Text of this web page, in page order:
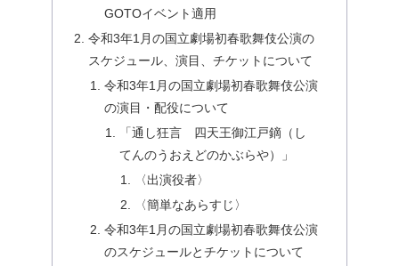
GOTOイベント適用
令和3年1月の国立劇場初春歌舞伎公演の
スケジュール、演目、チケットについて
令和3年1月の国立劇場初春歌舞伎公演
の演目・配役について
「通し狂言 四天王御江戸鏑（し
てんのうおえどのかぶらや）」
〈出演役者〉
〈簡単なあらすじ〉
令和3年1月の国立劇場初春歌舞伎公演
のスケジュールとチケットについて